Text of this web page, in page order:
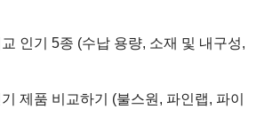
인기 5종 (수납 용량, 소재 및 내구성,
제품 비교하기 (불스원, 파인랩, 파이